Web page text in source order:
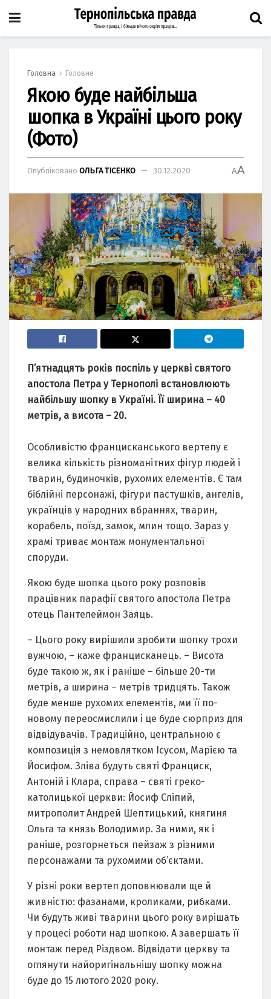
Головна Головне
Якою буде найбільша
шопка в Україні цього року
(Фото)
Опубліковано ОЛЬГА ТІСЕНКО 30.12.2020 AA
П’ятнадцять років поспіль у церкві святого
апостола Петра у Тернополі встановлюють
найбільшу шопку в Україні. Її ширина – 40
метрів, а висота – 20.
Особливістю францисканського вертепу є
велика кількість різноманітних фігур людей і
тварин, будиночків, рухомих елементів. Є там
біблійні персонажі, фігури пастушків, ангелів,
українців у народних вбраннях, тварин,
корабель, поїзд, замок, млин тощо. Зараз у
храмі триває монтаж монументальної
споруди.
Якою буде шопка цього року розповів
працівник парафії святого апостола Петра
отець Пантелеймон Заяць.
– Цього року вирішили зробити шопку трохи
вужчою, – каже францисканець. – Висота
буде такою ж, як і раніше – більше 20-ти
метрів, а ширина – метрів тридцять. Також
буде менше рухомих елементів, ми її по-
новому переосмислили і це буде сюрприз для
відвідувачів. Традиційно, центральною є
композиція з немовлятком Ісусом, Марією та
Йосифом. Зліва будуть святі Франциск,
Антоній і Клара, справа – святі греко-
католицької церкви: Йосиф Сліпий,
митрополит Андрей Шептицький, княгиня
Ольга та князь Володимир. За ними, як і
раніше, розгорнеться пейзаж з різними
персонажами та рухомими об’єктами.
У різні роки вертеп доповнювали ще й
живністю: фазанами, кроликами, рибками.
Чи будуть живі тварини цього року вирішать
у процесі роботи над шопкою. А завершать її
монтаж перед Різдвом. Відвідати церкву та
оглянути найоригінальнішу шопку можна
буде до 15 лютого 2020 року.